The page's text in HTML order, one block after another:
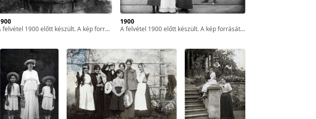
1900
A felvétel 1900 előtt készült. A kép forrását kérjük így adja meg: Fortepan / MMKM. Levéltári jelzet: MMKM TTFGY 2019.1.
1900
A felvétel 1900 előtt készült. A kép forrását kérjük így adja meg: Fortepan / MMKM. Levéltári jelzet: MMKM TTFGY 2019.1.